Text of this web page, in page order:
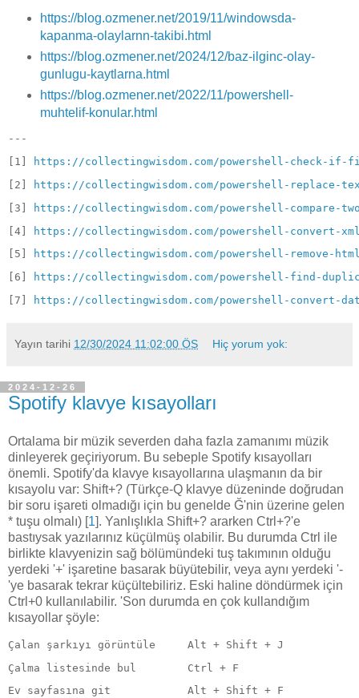
https://blog.ozmener.net/2019/11/windowsda-
kapanma-olaylarnn-takibi.html
https://blog.ozmener.net/2024/12/baz-ilginc-olay-
gunlugu-kaytlarna.html
https://blog.ozmener.net/2022/11/powershell-
muhtelif-konular.html
---
[1]
https://collectingwisdom.com/powershell-check-if-
[2]
https://collectingwisdom.com/powershell-
[3]
https://collectingwisdom.com/powershell-compare-
[4]
https://collectingwisdom.com/powershell-convert-
[5]
https://collectingwisdom.com/powershell-remove-
[6]
https://collectingwisdom.com/powershell-find-
[7]
https://collectingwisdom.com/powershell-convert-
Yayın tarihi 12/30/2024 11:02:00 ÖS Hiç yorum yok:
2024-12-26
Spotify klavye kısayolları
Ortalama bir müzik severden daha fazla zamanımı müzik
dinleyerek geçiriyorum. Bu sebeple Spotify kısayolları
önemli. Spotify'da klavye kısayollarına ulaşmanın da bir
kısayolu var: Shift+? (Türkçe-Q klavye düzeninde doğrudan
bir soru işareti olmadığı için bu genelde Ğ'nin üzerine gelen
* tuşu olmalı) [1]. Yanlışlıkla Shift+? ararken Ctrl+?'e
bastıysak yazılarınız küçülmüş olabilir. Bu durumda Ctrl ile
birlikte klavyenizin sağ bölümündeki tuş takımının olduğu
yerdeki '+' işaretine basarak büyütebilir, veya aynı yerdeki '-
'ye basarak tekrar küçültebiliriz. Eski haline döndürmek için
Ctrl+0 kullanılabilir. 'Son durumda en çok kullandığım
kısayollar şöyle:
Çalan şarkıyı görüntüle
Alt + Shift + J
Çalma listesinde bul
Ctrl + F
Ev sayfasına git
Alt + Shift + F